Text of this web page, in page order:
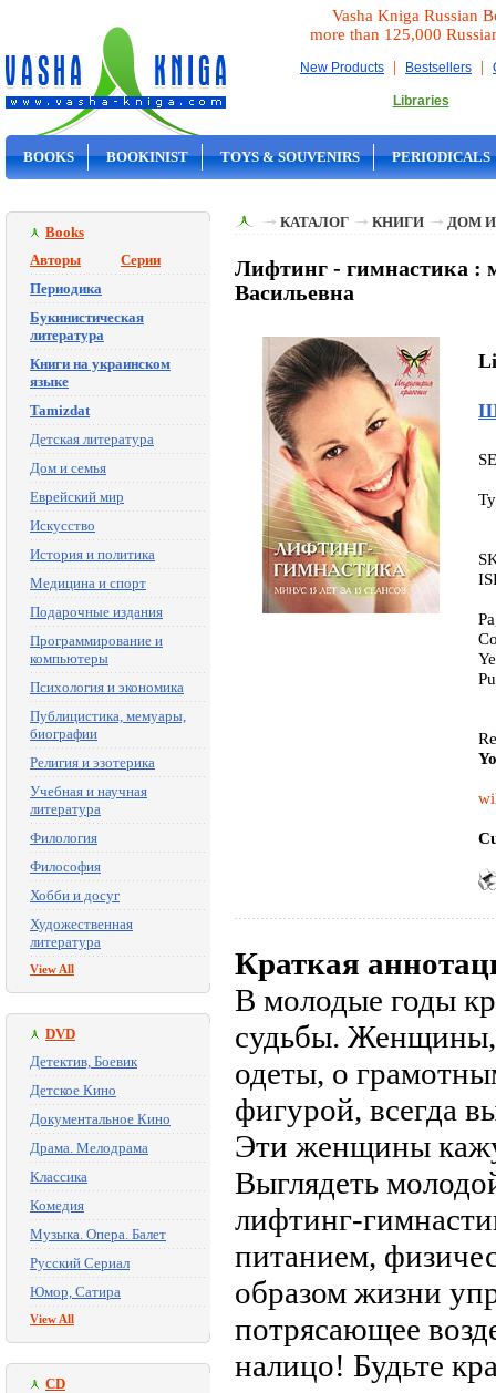
Vasha Kniga Russian
more than 125,000
New Products | Bestsellers |
Libraries
BOOKS BOOKINIST TOYS & SOUVENIRS PERIODICALS
Books
Авторы
Серии
Периодика
Букинистическая
литература
Книги на украинском
языке
Tamizdat
Детская литература
Дом и семья
Еврейский мир
Искусство
История и политика
Медицина и спорт
Подарочные издания
Программирование и
компьютеры
Психология и экономика
Публицистика, мемуары,
биографии
Религия и эзотерика
Учебная и научная
литература
Филология
Философия
Хобби и досуг
Художественная
литература
View All
DVD
Детектив, Боевик
Детское Кино
Документальное Кино
Драма. Мелодрама
Классика
Комедия
Музыка. Опера. Балет
Русский Сериал
Юмор, Сатира
View All
CD
КАТАЛОГ КНИГИ ДОМ
Лифтинг - гимнастика :
Васильевна
Краткая
В молодые годы
судьбы. Женщины,
одеты, о
фигурой, всегда
Эти женщины
Выглядеть
лифтинг-
питанием,
образом жизни
потрясающее
налицо! Будьте